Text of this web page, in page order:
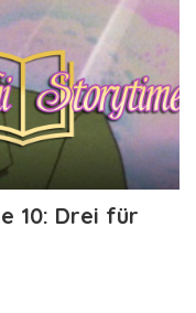
10: Drei für